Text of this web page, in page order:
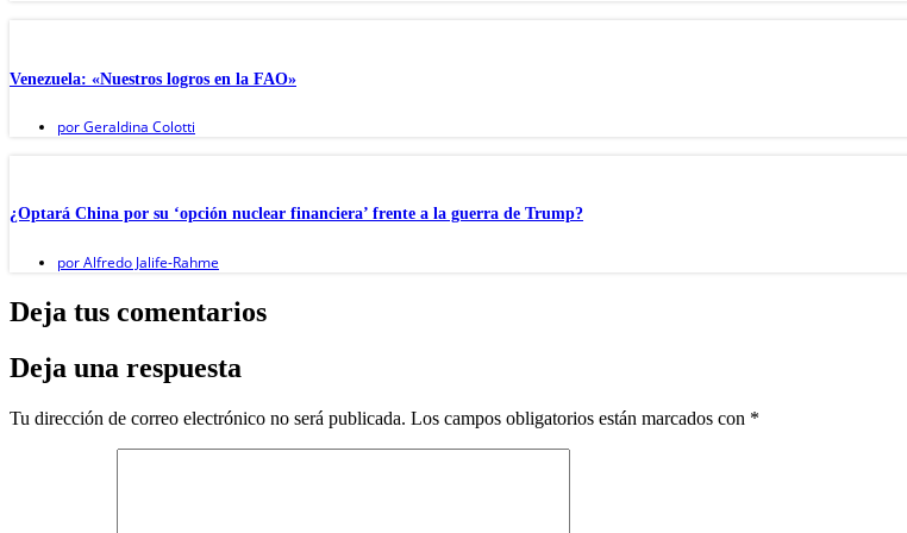
Venezuela: «Nuestros logros en la FAO»
porGeraldina Colotti
¿Optará China por su ‘opción nuclear financiera’ frente a la guerra de Trump?
porAlfredo Jalife-Rahme
Deja tus comentarios
Deja una respuesta
Tu dirección de correo electrónico no será publicada. Los campos obligatorios están marcados con *